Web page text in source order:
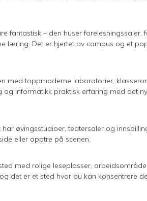
fantastisk – den huser forelesningssaler,
læring. Det er hjertet av campus og et
med toppmoderne laboratorier,
informatikk praktisk erfaring med det
øvingsstudioer, teatersaler og
eller opptre på scenen.
med rolige leseplasser,
det er et sted hvor du kan konsentrere